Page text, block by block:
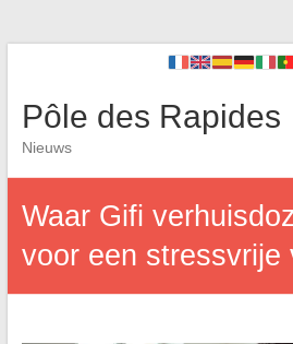
Pôle des Rapides
Nieuws
Waar Gifi
voor een stressvrije